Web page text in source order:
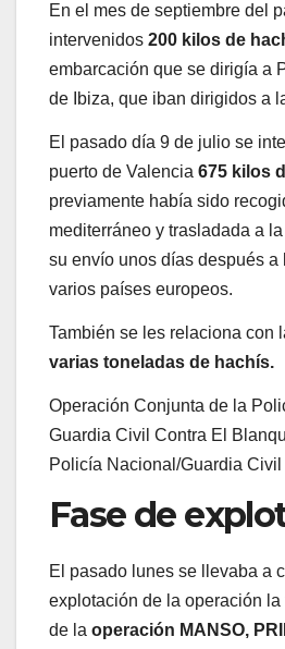
En el mes de septiembre del
intervenidos 200 kilos de
embarcación que se dirigía a
de Ibiza, que iban dirigidos a
El pasado día 9 de julio se
puerto de Valencia 675 kilos
previamente había sido
mediterráneo y trasladada a
su envío unos días después a
varios países europeos.
También se les relaciona con
varias toneladas de hachís.
Operación Conjunta de la
Guardia Civil Contra El
Policía Nacional/Guardia Civil
Fase de
El pasado lunes se llevaba a
explotación de la operación
de la operación MANSO,